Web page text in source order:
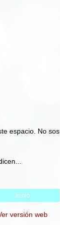
espacio. No sos
Inicio
versión web